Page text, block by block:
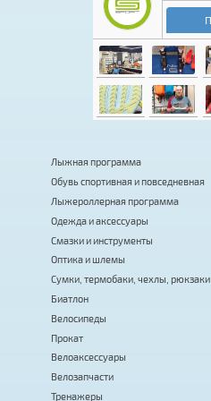
Лыжная программа
Обувь спортивная и повседневная
Лыжероллерная программа
Одежда и аксессуары
Смазки и инструменты
Оптика и шлемы
Сумки, термобаки, чехлы, рюкзаки
Биатлон
Велосипеды
Прокат
Велоаксессуары
Велозапчасти
Тренажеры